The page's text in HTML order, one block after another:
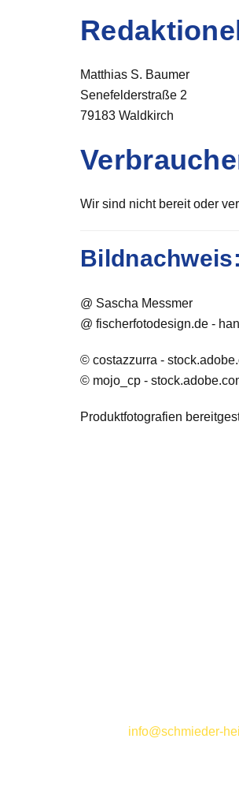
Matthias S. Baumer
Senefelderstraße 2
79183 Waldkirch
Wir sind nicht bereit oder
Bildnachweis:
@ Sascha Messmer
@ fischerfotodesign.de -
© costazzurra -
© mojo_cp -
Produktfotografien
info@schmieder-